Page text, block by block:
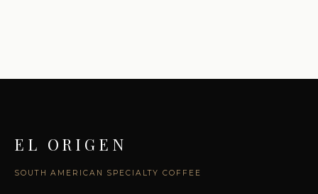
EL ORIGEN
SOUTH AMERICAN SPECIALTY COFFEE